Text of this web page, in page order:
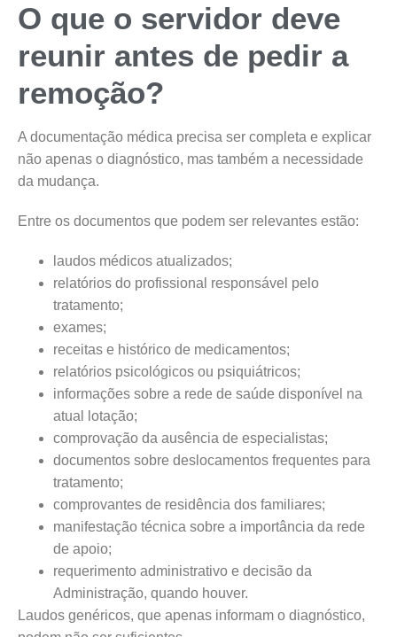
O que o servidor deve
reunir antes de pedir a
remoção?
A documentação médica precisa ser completa e explicar
não apenas o diagnóstico, mas também a necessidade
da mudança.
Entre os documentos que podem ser relevantes estão:
laudos médicos atualizados;
relatórios do profissional responsável pelo
tratamento;
exames;
receitas e histórico de medicamentos;
relatórios psicológicos ou psiquiátricos;
informações sobre a rede de saúde disponível na
atual lotação;
comprovação da ausência de especialistas;
documentos sobre deslocamentos frequentes para
tratamento;
comprovantes de residência dos familiares;
manifestação técnica sobre a importância da rede
de apoio;
requerimento administrativo e decisão da
Administração, quando houver.
Laudos genéricos, que apenas informam o diagnóstico,